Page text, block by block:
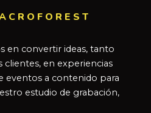
en convertir ideas, tanto
en experiencias
eventos a contenido para
estudio de grabación,